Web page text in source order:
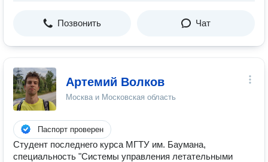
Позвонить Чат
Артемий Волков
Москва и Московская область
Паспорт проверен
Студент последнего курса МГТУ им. Баумана,
специальность "Системы управления летательными